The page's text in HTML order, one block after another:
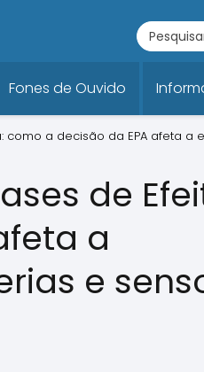
Fones de Ouvido
como a decisão da EPA afeta a
de
a
e